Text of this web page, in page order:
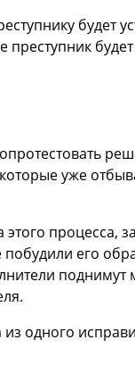
будет
уже
этого процесса,
его
поднимут
одного